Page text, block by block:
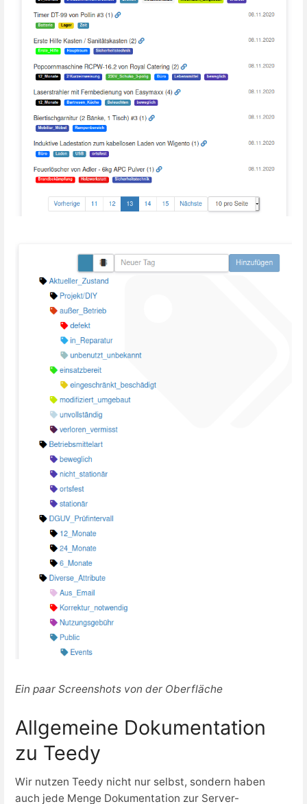
Ein paar Screenshots von der Oberfläche
Allgemeine Dokumentation
zu Teedy
Wir nutzen Teedy nicht nur selbst, sondern haben
auch jede Menge Dokumentation zur Server-